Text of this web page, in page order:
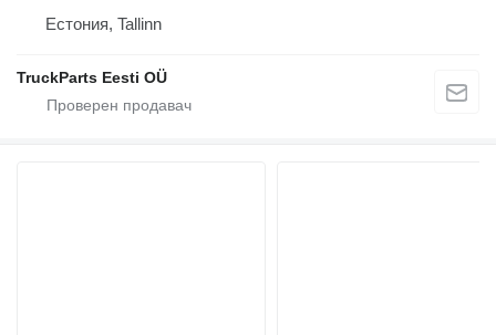
Естония, Tallinn
TruckParts Eesti OÜ